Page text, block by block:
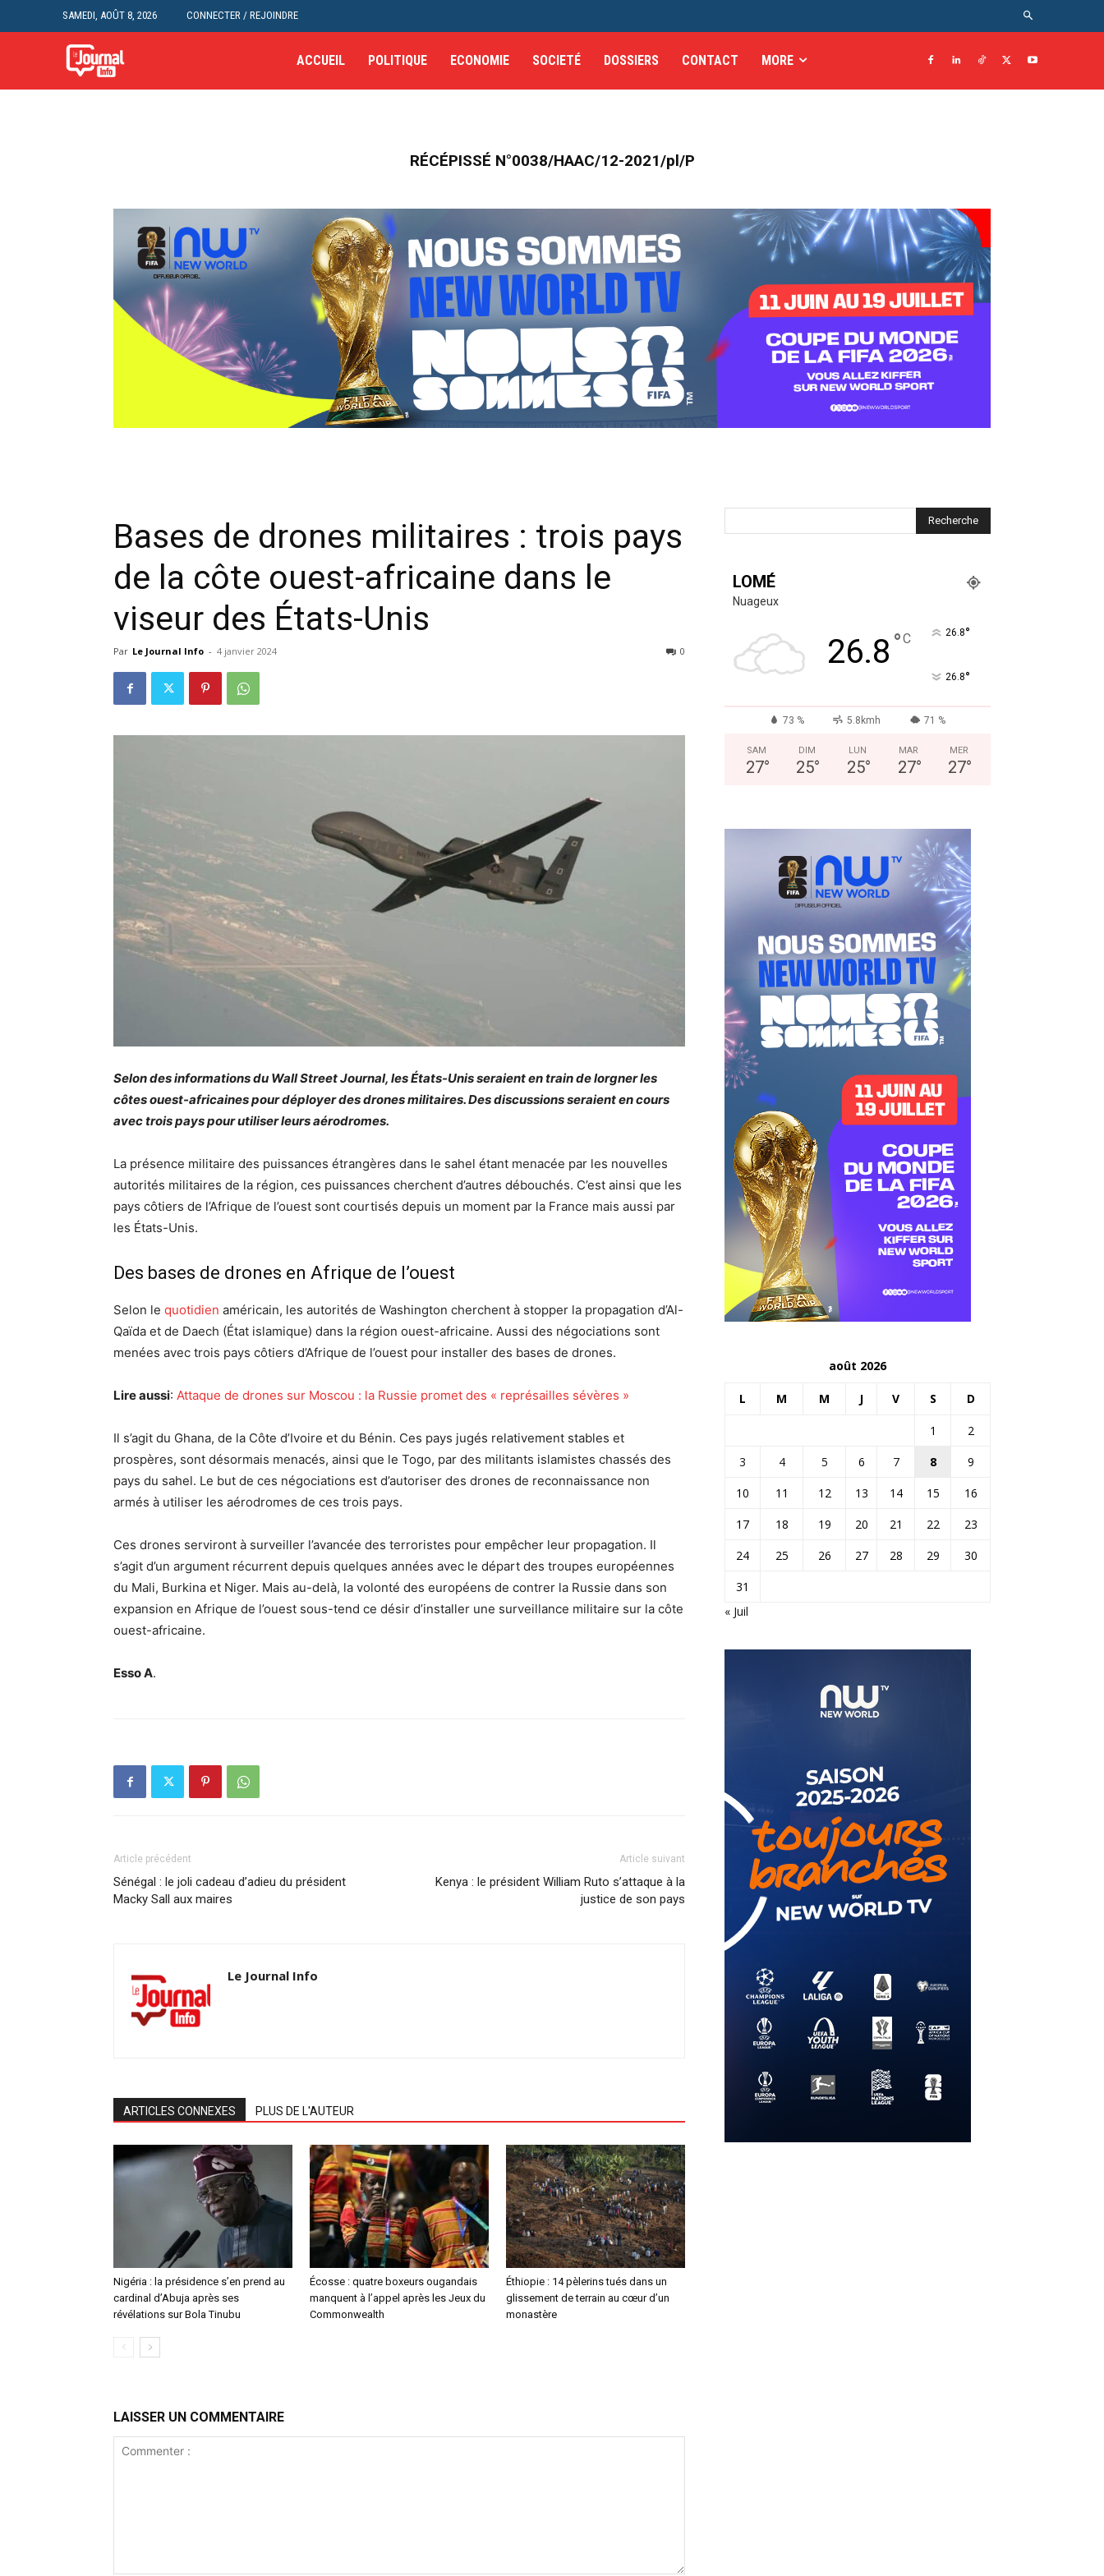
SAMEDI, AOÛT 8, 2026 CONNECTER / REJOINDRE
ACCUEIL POLITIQUE ECONOMIE SOCIETÉ DOSSIERS CONTACT MORE
RÉCÉPISSÉ N°0038/HAAC/12-2021/pl/P
Bases de drones militaires : trois pays
de la côte ouest-africaine dans le
viseur des États-Unis
Par Le Journal Info - 4 janvier 2024 0
Selon des informations du Wall Street Journal, les États-Unis seraient en train de lorgner les
côtes ouest-africaines pour déployer des drones militaires. Des discussions seraient en cours
avec trois pays pour utiliser leurs aérodromes.
La présence militaire des puissances étrangères dans le sahel étant menacée par les nouvelles
autorités militaires de la région, ces puissances cherchent d’autres débouchés. C’est ainsi que les
pays côtiers de l’Afrique de l’ouest sont courtisés depuis un moment par la France mais aussi par
les États-Unis.
Des bases de drones en Afrique de l’ouest
Selon le quotidien américain, les autorités de Washington cherchent à stopper la propagation d’Al-
Qaïda et de Daech (État islamique) dans la région ouest-africaine. Aussi des négociations sont
menées avec trois pays côtiers d’Afrique de l’ouest pour installer des bases de drones.
Lire aussi: Attaque de drones sur Moscou : la Russie promet des « représailles sévères »
Il s’agit du Ghana, de la Côte d’Ivoire et du Bénin. Ces pays jugés relativement stables et
prospères, sont désormais menacés, ainsi que le Togo, par des militants islamistes chassés des
pays du sahel. Le but de ces négociations est d’autoriser des drones de reconnaissance non
armés à utiliser les aérodromes de ces trois pays.
Ces drones serviront à surveiller l’avancée des terroristes pour empêcher leur propagation. Il
s’agit d’un argument récurrent depuis quelques années avec le départ des troupes européennes
du Mali, Burkina et Niger. Mais au-delà, la volonté des européens de contrer la Russie dans son
expansion en Afrique de l’ouest sous-tend ce désir d’installer une surveillance militaire sur la côte
ouest-africaine.
Esso A.
Article précédent
Sénégal : le joli cadeau d’adieu du président
Macky Sall aux maires
Article suivant
Kenya : le président William Ruto s’attaque à la
justice de son pays
Le Journal Info
ARTICLES CONNEXES PLUS DE L'AUTEUR
Nigéria : la présidence s’en prend au
cardinal d’Abuja après ses
révélations sur Bola Tinubu
Écosse : quatre boxeurs ougandais
manquent à l’appel après les Jeux du
Commonwealth
Éthiopie : 14 pèlerins tués dans un
glissement de terrain au cœur d’un
monastère
LAISSER UN COMMENTAIRE
LOMÉ
Nuageux
26.8 °C 26.8°
26.8°
73 % 5.8kmh 71 %
SAM
27°
DIM
25°
LUN
25°
MAR
27°
MER
27°
août 2026
L M M J V S D
1
2
3
4 5 6 7 8
9
10
11 12 13 14 15
16
17
18 19 20 21 22
23
24
25 26 27 28 29
30
31
« Juil